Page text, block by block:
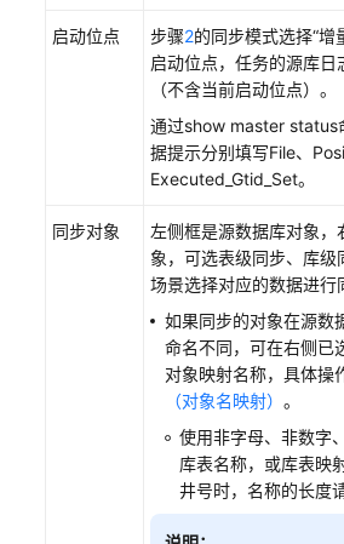
启动位点 步骤2的同步模式选择“增
启动位点，任务的源库日
（不含当前启动位点）。
通过show master status
据提示分别填写File、
Executed_Gtid_Set。
同步对象
左侧框是源数据库对象
象，可选表级同步、库
场景选择对应的数据进行
如果同步的对象在源数
命名不同，可在右侧已
对象映射名称，具体操
（对象名映射） 。
使用非字母、非数字
库表名称，或库表映
井号时，名称的长度